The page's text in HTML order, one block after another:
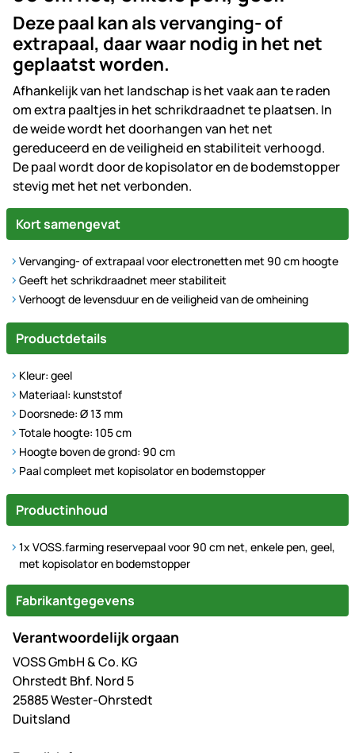
Deze paal kan als vervanging- of
extrapaal, daar waar nodig in het net
geplaatst worden.
Afhankelijk van het landschap is het vaak aan te raden
om extra paaltjes in het schrikdraadnet te plaatsen. In
de weide wordt het doorhangen van het net
gereduceerd en de veiligheid en stabiliteit verhoogd.
De paal wordt door de kopisolator en de bodemstopper
stevig met het net verbonden.
Kort samengevat
Vervanging- of extrapaal voor electronetten met 90 cm hoogte
Geeft het schrikdraadnet meer stabiliteit
Verhoogt de levensduur en de veiligheid van de omheining
Productdetails
Kleur: geel
Materiaal: kunststof
Doorsnede: Ø 13 mm
Totale hoogte: 105 cm
Hoogte boven de grond: 90 cm
Paal compleet met kopisolator en bodemstopper
Productinhoud
1x VOSS.farming reservepaal voor 90 cm net, enkele pen, geel,
met kopisolator en bodemstopper
Fabrikantgegevens
Verantwoordelijk orgaan
VOSS GmbH & Co. KG
Ohrstedt Bhf. Nord 5
25885 Wester-Ohrstedt
Duitsland